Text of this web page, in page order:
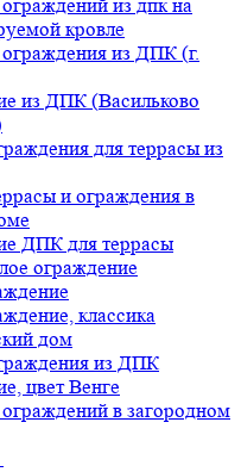
из дпк на
кровле
ограждения из ДПК (г.
из ДПК (Васильково
для террасы из
и ограждения в
ДПК для террасы
ограждение
классика
дом
из ДПК
цвет Венге
в загородном